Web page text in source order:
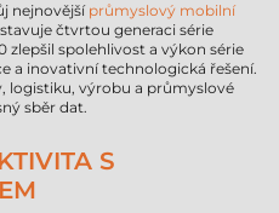
nejnovější průmyslový mobilní
čtvrtou generaci série
zlepšil spolehlivost a výkon série
a inovativní technologická řešení.
logistiku, výrobu a průmyslové
sběr dat.
S